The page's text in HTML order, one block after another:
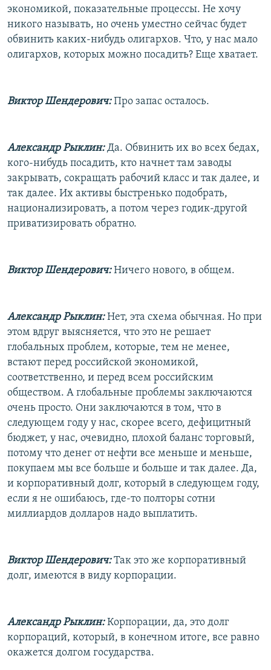
экономикой, показательные процессы. Не хочу
никого называть, но очень уместно сейчас будет
обвинить каких-нибудь олигархов. Что, у нас мало
олигархов, которых можно посадить? Еще хватает.
Виктор Шендерович:Про запас осталось.
Александр Рыклин:Да. Обвинить их во всех бедах,
кого-нибудь посадить, кто начнет там заводы
закрывать, сокращать рабочий класс и так далее, и
так далее. Их активы быстренько подобрать,
национализировать, а потом через годик-другой
приватизировать обратно.
Виктор Шендерович:Ничего нового, в общем.
Александр Рыклин:Нет, эта схема обычная. Но при
этом вдруг выясняется, что это не решает
глобальных проблем, которые, тем не менее,
встают перед российской экономикой,
соответственно, и перед всем российским
обществом. А глобальные проблемы заключаются
очень просто. Они заключаются в том, что в
следующем году у нас, скорее всего, дефицитный
бюджет, у нас, очевидно, плохой баланс торговый,
потому что денег от нефти все меньше и меньше,
покупаем мы все больше и больше и так далее. Да,
и корпоративный долг, который в следующем году,
если я не ошибаюсь, где-то полторы сотни
миллиардов долларов надо выплатить.
Виктор Шендерович:Так это же корпоративный
долг, имеются в виду корпорации.
Александр Рыклин:Корпорации, да, это долг
корпораций, который, в конечном итоге, все равно
окажется долгом государства.